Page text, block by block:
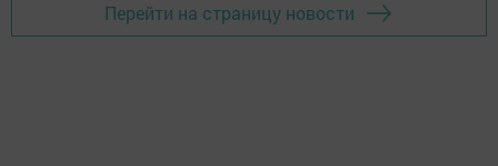
Перейти на страницу новости